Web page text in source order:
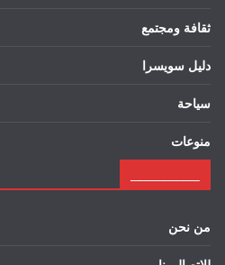
ثقافة ومجتمع
دليل سويسرا
سياحة
منوعات
من نحن